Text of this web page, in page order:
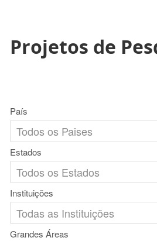
Projetos de
País
Estados
Instituições
Grandes Áreas